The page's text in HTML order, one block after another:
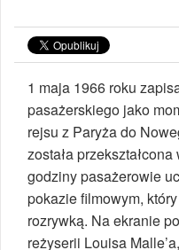
1 maja 1966 roku
pasażerskiego jako
rejsu z Paryża do
została
godziny pasażerowie
pokazie filmowym,
rozrywką. Na ekranie
reżyserii Louisa